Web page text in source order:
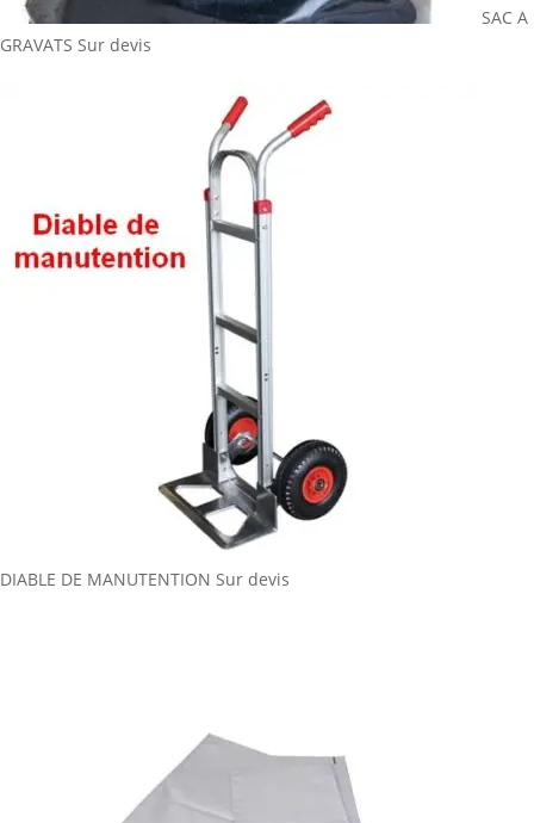
SAC A
GRAVATS Sur devis
DIABLE DE MANUTENTION Sur devis